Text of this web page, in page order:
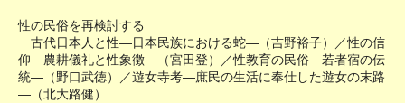
性の民俗を再検討する
古代日本人と性―日本民族における蛇―（吉野裕子）／性の信
仰―農耕儀礼と性象徴―（宮田登）／性教育の民俗―若者宿の伝
統―（野口武徳）／遊女寺考―庶民の生活に奉仕した遊女の末路
―（北大路健）